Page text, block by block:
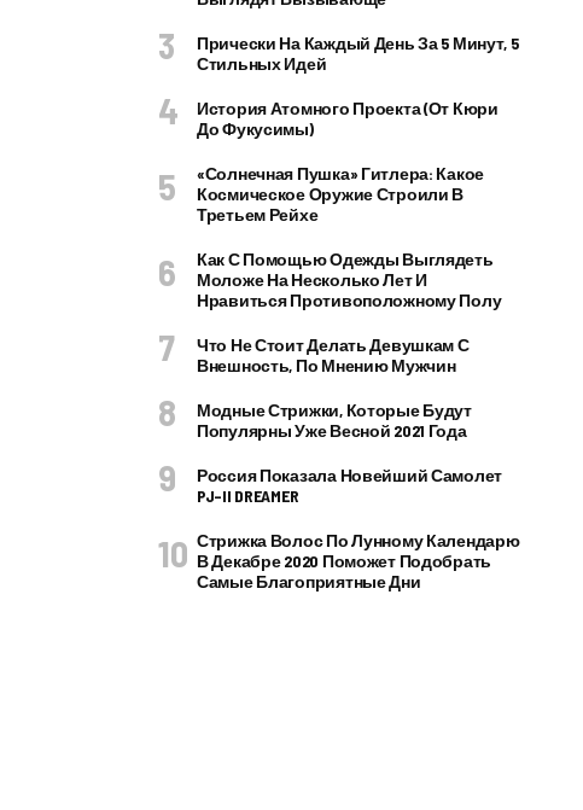
Прически На Каждый День За 5 Минут, 5
Стильных Идей
История Атомного Проекта (от Кюри
До Фукусимы)
«Солнечная Пушка» Гитлера: Какое
Космическое Оружие Строили В
Третьем Рейхе
Как С Помощью Одежды Выглядеть
Моложе На Несколько Лет И
Нравиться Противоположному Полу
Что Не Стоит Делать Девушкам С
Внешность, По Мнению Мужчин
Модные Стрижки, Которые Будут
Популярны Уже Весной 2021 Года
Россия Показала Новейший Самолет
PJ–II DREAMER
Стрижка Волос По Лунному Календарю
В Декабре 2020 Поможет Подобрать
Самые Благоприятные Дни